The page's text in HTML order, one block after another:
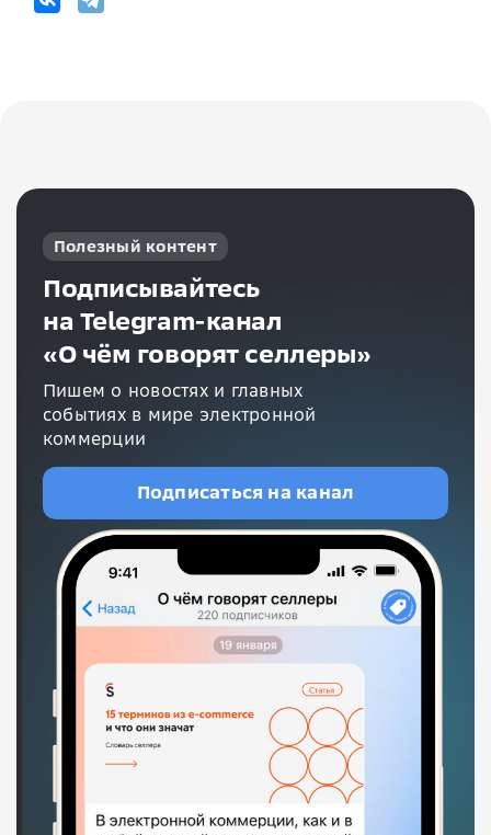
Полезный контент
Подписывайтесь
на Telegram-канал
«О чём говорят селлеры»
Пишем о новостях и главных
событиях в мире электронной
коммерции
Подписаться на канал